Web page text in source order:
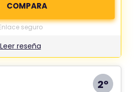
COMPARA
seguro
Leer reseña
2º